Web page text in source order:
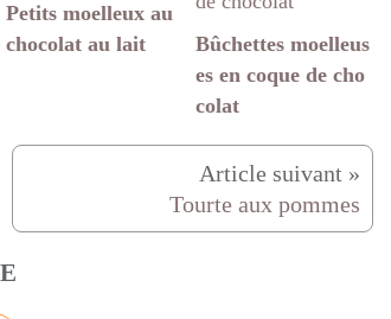
Petits moelleux au
chocolat au lait
Bûchettes moelleus
es en coque de cho
colat
Tourte aux pommes